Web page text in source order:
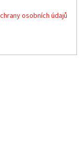
osobních údajů